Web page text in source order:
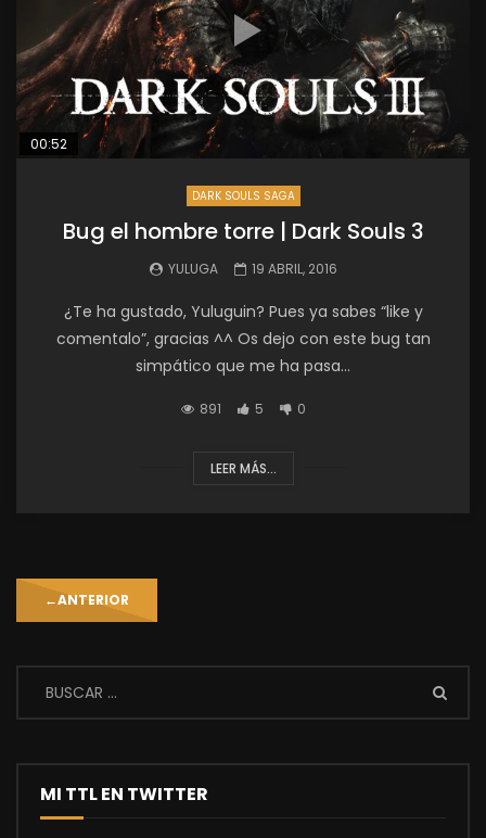
00:52
DARK SOULS SAGA
Bug el hombre torre | Dark Souls 3
YULUGA 19 ABRIL, 2016
¿Te ha gustado, Yuluguin? Pues ya sabes “like y
comentalo”, gracias ^^ Os dejo con este bug tan
simpático que me ha pasa...
891 5 0
LEER MÁS...
←ANTERIOR
MI TTL EN TWITTER